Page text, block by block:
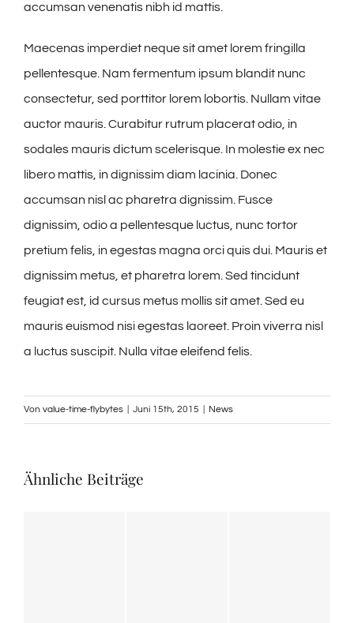
accumsan venenatis nibh id mattis.
Maecenas imperdiet neque sit amet lorem fringilla
pellentesque. Nam fermentum ipsum blandit nunc
consectetur, sed porttitor lorem lobortis. Nullam vitae
auctor mauris. Curabitur rutrum placerat odio, in
sodales mauris dictum scelerisque. In molestie ex nec
libero mattis, in dignissim diam lacinia. Donec
accumsan nisl ac pharetra dignissim. Fusce
dignissim, odio a pellentesque luctus, nunc tortor
pretium felis, in egestas magna orci quis dui. Mauris et
dignissim metus, et pharetra lorem. Sed tincidunt
feugiat est, id cursus metus mollis sit amet. Sed eu
mauris euismod nisi egestas laoreet. Proin viverra nisl
a luctus suscipit. Nulla vitae eleifend felis.
Von value-time-flybytes Juni 15th, 2015 News
Ähnliche Beiträge